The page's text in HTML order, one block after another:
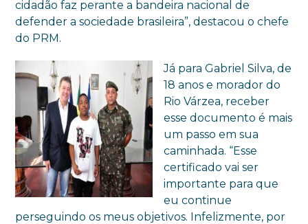
cidadão faz perante a bandeira nacional de
defender a sociedade brasileira”, destacou o chefe
do PRM.
Já para Gabriel Silva, de
18 anos e morador do
Rio Várzea, receber
esse documento é mais
um passo em sua
caminhada. “Esse
certificado vai ser
importante para que
eu continue
perseguindo os meus objetivos. Infelizmente, por